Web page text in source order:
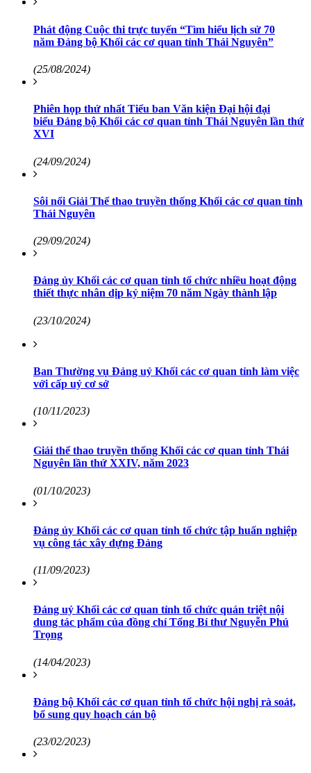
Phát động Cuộc thi trực tuyến “Tìm hiểu lịch sử 70
năm Đảng bộ Khối các cơ quan tỉnh Thái Nguyên”
(25/08/2024)
Phiên họp thứ nhất Tiểu ban Văn kiện Đại hội đại
biểu Đảng bộ Khối các cơ quan tỉnh Thái Nguyên lần thứ
XVI
(24/09/2024)
Sôi nổi Giải Thể thao truyền thống Khối các cơ quan tỉnh
Thái Nguyên
(29/09/2024)
Đảng ủy Khối các cơ quan tỉnh tổ chức nhiều hoạt động
thiết thực nhân dịp kỷ niệm 70 năm Ngày thành lập
(23/10/2024)
Ban Thường vụ Đảng uỷ Khối các cơ quan tỉnh làm việc
với cấp uỷ cơ sở
(10/11/2023)
Giải thể thao truyền thống Khối các cơ quan tỉnh Thái
Nguyên lần thứ XXIV, năm 2023
(01/10/2023)
Đảng ủy Khối các cơ quan tỉnh tổ chức tập huấn nghiệp
vụ công tác xây dựng Đảng
(11/09/2023)
Đảng uỷ Khối các cơ quan tỉnh tổ chức quán triệt nội
dung tác phẩm của đồng chí Tổng Bí thư Nguyễn Phú
Trọng
(14/04/2023)
Đảng bộ Khối các cơ quan tỉnh tổ chức hội nghị rà soát,
bổ sung quy hoạch cán bộ
(23/02/2023)